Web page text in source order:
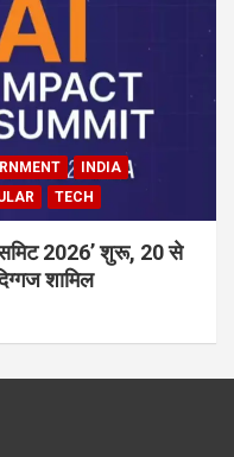
INDIA
TECH
समिट 2026’ शुरू, 20 से
शामिल